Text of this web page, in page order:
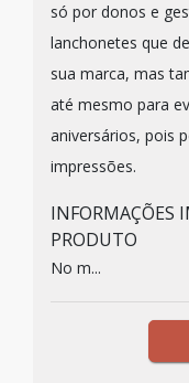
só por donos e
lanchonetes que
sua marca, mas
até mesmo para
aniversários, pois
impressões.
INFORMAÇÕES
PRODUTO
No m...